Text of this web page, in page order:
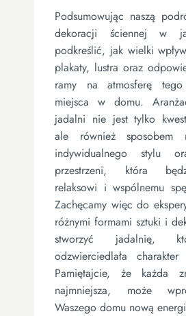
Podsumowując naszą
dekoracji ściennej w
podkreślić, jak wielki
plakaty, lustra oraz
ramy na atmosferę tego
miejsca w domu.
jadalni nie jest tylko
ale również sposobem
indywidualnego stylu
przestrzeni, która
relaksowi i wspólnemu
Zachęcamy więc do
różnymi formami sztuki i
stworzyć jadalnię,
odzwierciedlała charakter
Pamiętajcie, że każda
najmniejsza, może
Waszego domu nową